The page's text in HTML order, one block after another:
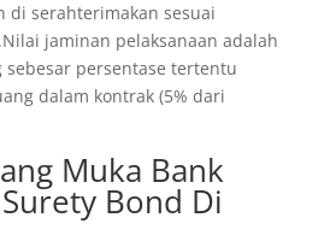
di serahterimakan sesuai
jaminan pelaksanaan adalah
persentase tertentu
dalam kontrak (5% dari
Muka Bank
Bond Di